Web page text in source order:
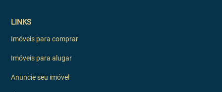
LINKS
Imóveis para comprar
Imóveis para alugar
Anuncie seu imóvel